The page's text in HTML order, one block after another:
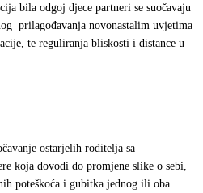
bila odgoj djece partneri se suočavaju
prilagođavanja novonastalim uvjetima
te reguliranja bliskosti i distance u
ostarjelih roditelja sa
koja dovodi do promjene slike o sebi,
poteškoća i gubitka jednog ili oba